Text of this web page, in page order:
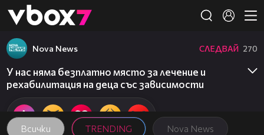
👾
Всички TRENDING Nova News
Nova News СЛЕДВАЙ 270
У нас няма безплатно място за лечение и
рехабилитация на деца със зависимости